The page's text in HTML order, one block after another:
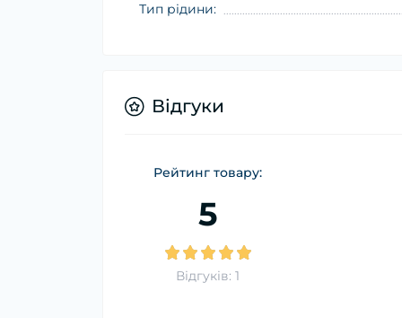
Тип рідини:
Відгуки
Рейтинг товару:
5
Відгуків: 1